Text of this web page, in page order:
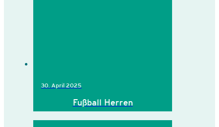
30. April 2025
Fußball Herren